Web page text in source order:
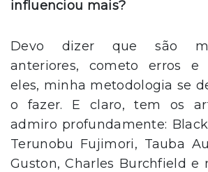
influenciou mais?
Devo dizer que são
anteriores, cometo erros e
eles, minha metodologia se
o fazer. E claro, tem os
admiro profundamente:
Terunobu Fujimori, Tauba
Guston, Charles Burchfield e